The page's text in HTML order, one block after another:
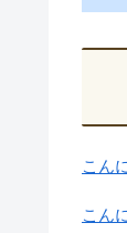
こん
こん